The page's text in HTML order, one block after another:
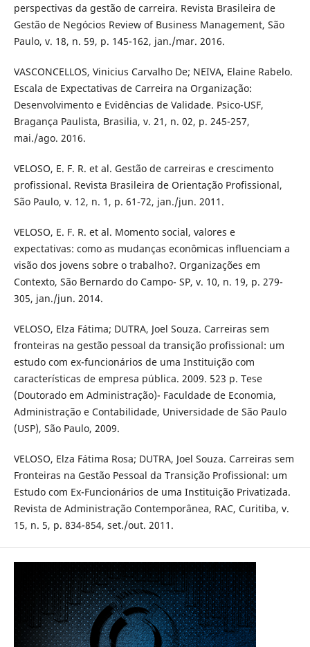
perspectivas da gestão de carreira. Revista Brasileira de
Gestão de Negócios Review of Business Management, São
Paulo, v. 18, n. 59, p. 145-162, jan./mar. 2016.
VASCONCELLOS, Vinicius Carvalho De; NEIVA, Elaine Rabelo.
Escala de Expectativas de Carreira na Organização:
Desenvolvimento e Evidências de Validade. Psico-USF,
Bragança Paulista, Brasilia, v. 21, n. 02, p. 245-257,
mai./ago. 2016.
VELOSO, E. F. R. et al. Gestão de carreiras e crescimento
profissional. Revista Brasileira de Orientação Profissional,
São Paulo, v. 12, n. 1, p. 61-72, jan./jun. 2011.
VELOSO, E. F. R. et al. Momento social, valores e
expectativas: como as mudanças econômicas influenciam a
visão dos jovens sobre o trabalho?. Organizações em
Contexto, São Bernardo do Campo- SP, v. 10, n. 19, p. 279-
305, jan./jun. 2014.
VELOSO, Elza Fátima; DUTRA, Joel Souza. Carreiras sem
fronteiras na gestão pessoal da transição profissional: um
estudo com ex-funcionários de uma Instituição com
características de empresa pública. 2009. 523 p. Tese
(Doutorado em Administração)- Faculdade de Economia,
Administração e Contabilidade, Universidade de São Paulo
(USP), São Paulo, 2009.
VELOSO, Elza Fátima Rosa; DUTRA, Joel Souza. Carreiras sem
Fronteiras na Gestão Pessoal da Transição Profissional: um
Estudo com Ex-Funcionários de uma Instituição Privatizada.
Revista de Administração Contemporânea, RAC, Curitiba, v.
15, n. 5, p. 834-854, set./out. 2011.